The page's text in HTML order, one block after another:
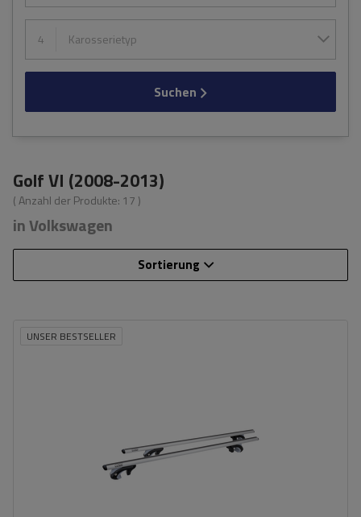
4 Karosserietyp
Suchen
Golf VI (2008-2013)
( Anzahl der Produkte: 17 )
in Volkswagen
Sortierung
UNSER BESTSELLER